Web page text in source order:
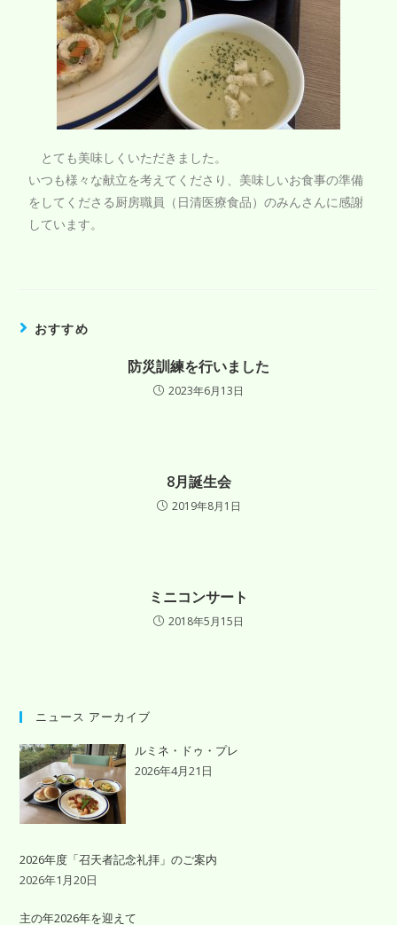
とても美味しくいただきました。
いつも様々な献立を考えてくださり、美味しいお食事の準備
をしてくださる厨房職員（日清医療食品）のみんさんに感謝
しています。
おすすめ
防災訓練を行いました
2023年6月13日
8月誕生会
2019年8月1日
ミニコンサート
2018年5月15日
ニュース アーカイブ
ルミネ・ドゥ・プレ
2026年4月21日
2026年度「召天者記念礼拝」のご案内
2026年1月20日
主の年2026年を迎えて